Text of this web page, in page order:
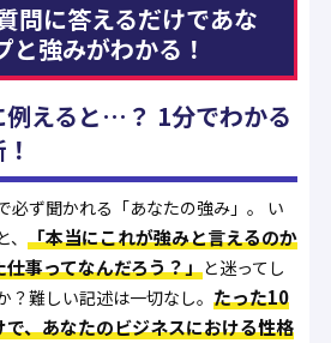
問に答えるだけであな
と強みがわかる！
例えると…？ 1分でわかる
必ず聞かれる「あなたの強み」。 い
「本当にこれが強みと言えるのか
事ってなんだろう？」と迷ってし
？難しい記述は一切なし。 たった10
、あなたのビジネスにおける性格